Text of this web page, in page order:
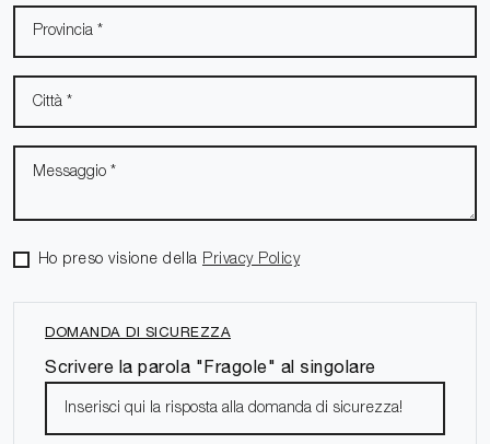
Ho preso visione della Privacy Policy
DOMANDA DI SICUREZZA
Scrivere la parola "Fragole" al singolare